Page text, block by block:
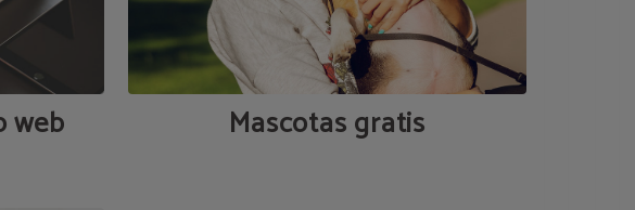
web Mascotas gratis